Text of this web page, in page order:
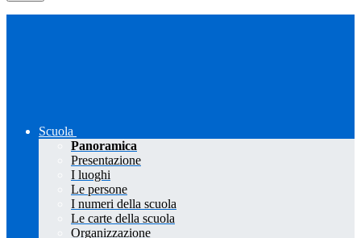
Scuola
Panoramica
Presentazione
I luoghi
Le persone
I numeri della scuola
Le carte della scuola
Organizzazione